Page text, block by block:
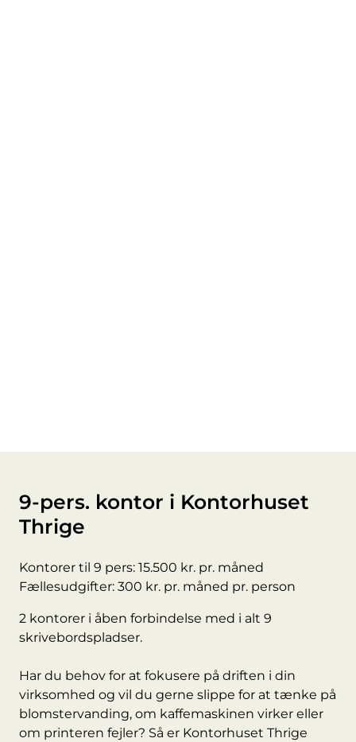
9-pers. kontor i Kontorhuset
Thrige
Kontorer til 9 pers: 15.500 kr. pr. måned
Fællesudgifter: 300 kr. pr. måned pr. person
2 kontorer i åben forbindelse med i alt 9
skrivebordspladser.
Har du behov for at fokusere på driften i din
virksomhed og vil du gerne slippe for at tænke på
blomstervanding, om kaffemaskinen virker eller
om printeren fejler? Så er Kontorhuset Thrige